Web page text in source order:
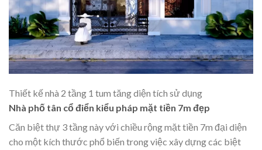
Thiết kế nhà 2 tầng 1 tum tăng diện tích sử dụng
Nhà phố tân cổ điển kiểu pháp mặt tiền 7m đẹp
Căn biệt thự 3 tầng này với chiều rộng mặt tiền 7m đại diện
cho một kích thước phổ biến trong việc xây dựng các biệt